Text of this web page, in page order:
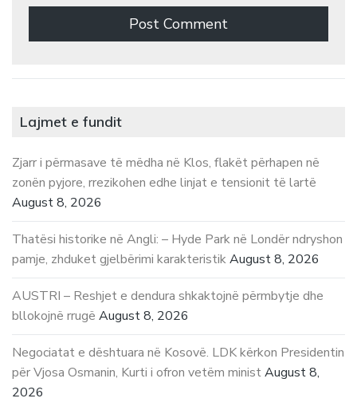
Lajmet e fundit
Zjarr i përmasave të mëdha në Klos, flakët përhapen në
zonën pyjore, rrezikohen edhe linjat e tensionit të lartë
August 8, 2026
Thatësi historike në Angli: – Hyde Park në Londër ndryshon
pamje, zhduket gjelbërimi karakteristikAugust 8, 2026
AUSTRI – Reshjet e dendura shkaktojnë përmbytje dhe
bllokojnë rrugë August 8, 2026
Negociatat e dështuara në Kosovë. LDK kërkon Presidentin
për Vjosa Osmanin, Kurti i ofron vetëm ministAugust 8,
2026